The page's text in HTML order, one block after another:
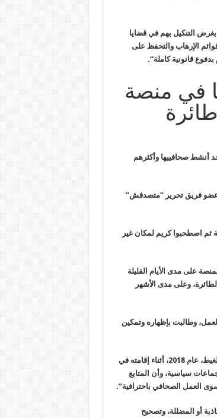
التنكيل بهم في قضايا
الإرهاب والتحفظ على
قانونية كاملة“.
في منصة
أنشط صحافييها وأكثرهم
عضو فريق تحرير “متصدقش”
ثم اصطحبوا كريم لمكان غير
على مدى الأيام القليلة
وعلى مدى الأشهر
وطالبت بإظهاره وتمكين
وعرّفت “متصدقش”، نفسها بأنها “منصة صحافية مستقلة أسسها الصحافي محمد أبو الغيط، عام 2018، أثناء إقامته في
سياسية، وأن المتابع
العمل الصحافي باحترافية”.
أو المضللة، وتصحيح